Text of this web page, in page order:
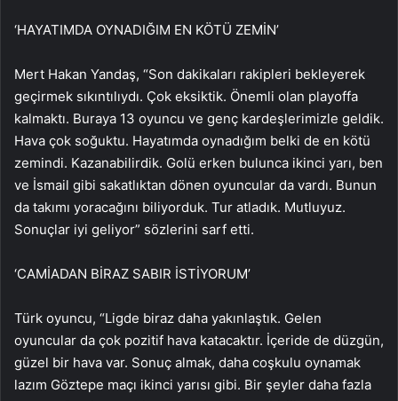
‘HAYATIMDA OYNADIĞIM EN KÖTÜ ZEMİN’
Mert Hakan Yandaş, “Son dakikaları rakipleri bekleyerek
geçirmek sıkıntılıydı. Çok eksiktik. Önemli olan playoffa
kalmaktı. Buraya 13 oyuncu ve genç kardeşlerimizle geldik.
Hava çok soğuktu. Hayatımda oynadığım belki de en kötü
zemindi. Kazanabilirdik. Golü erken bulunca ikinci yarı, ben
ve İsmail gibi sakatlıktan dönen oyuncular da vardı. Bunun
da takımı yoracağını biliyorduk. Tur atladık. Mutluyuz.
Sonuçlar iyi geliyor” sözlerini sarf etti.
‘CAMİADAN BİRAZ SABIR İSTİYORUM’
Türk oyuncu, “Ligde biraz daha yakınlaştık. Gelen
oyuncular da çok pozitif hava katacaktır. İçeride de düzgün,
güzel bir hava var. Sonuç almak, daha coşkulu oynamak
lazım Göztepe maçı ikinci yarısı gibi. Bir şeyler daha fazla